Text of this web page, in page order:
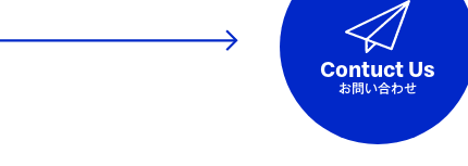
Contuct Us
お問い合わせ